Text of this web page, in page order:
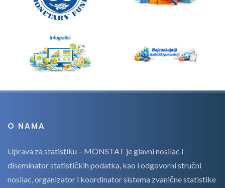
O NAMA
Uprava za statistiku – MONSTAT je glavni nosilac i
diseminator statističkih podatka, kao i odgovorni stručni
nosilac, organizator i koordinator sistema zvanične statistike